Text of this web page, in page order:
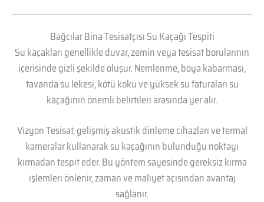
Bağcılar Bina Tesisatçısı Su Kaçağı Tespiti
Su kaçakları genellikle duvar, zemin veya tesisat borularının
içerisinde gizli şekilde oluşur. Nemlenme, boya kabarması,
tavanda su lekesi, kötü koku ve yüksek su faturaları su
kaçağının önemli belirtileri arasında yer alır.
Vizyon Tesisat, gelişmiş akustik dinleme cihazları ve termal
kameralar kullanarak su kaçağının bulunduğu noktayı
kırmadan tespit eder. Bu yöntem sayesinde gereksiz kırma
işlemleri önlenir, zaman ve maliyet açısından avantaj
sağlanır.